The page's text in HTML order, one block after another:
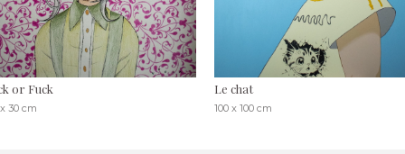
or Fuck
30 cm
Le chat
100 x 100 cm